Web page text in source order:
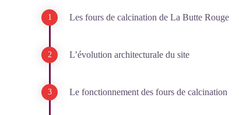
Les fours de calcination de La Butte Rouge
L’évolution architecturale du site
Le fonctionnement des fours de calcination